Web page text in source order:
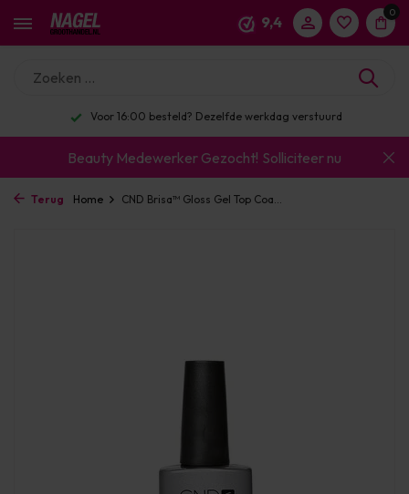
9,4
0
Voor 16:00 besteld? Dezelfde werkdag verstuurd
Beauty Medewerker Gezocht! Solliciteer nu
Terug Home CND Brisa™ Gloss Gel Top Coa...